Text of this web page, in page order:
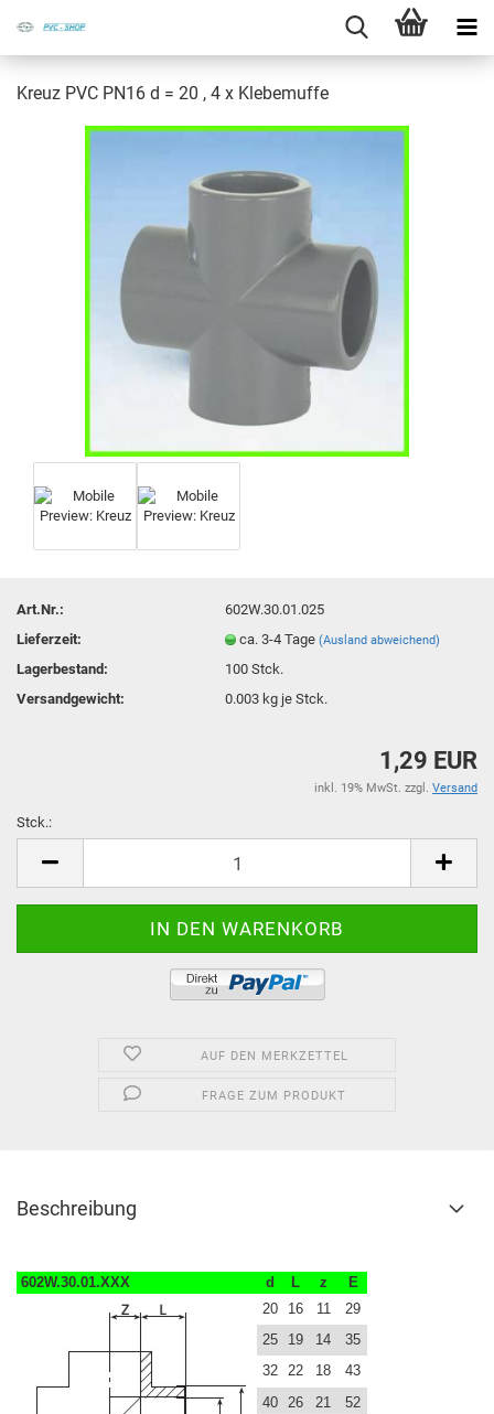
Kreuz PVC PN16 d = 20 , 4 x Kle­be­muf­fe
Art.Nr.:
602W.30.01.025
Lieferzeit:
ca. 3-4 Tage(Ausland abweichend)
Lagerbestand: 100Stck.
Versandgewicht:
0.003 kg je Stck.
1,29 EUR
inkl. 19% MwSt. zzgl. Versand
Stck.:
AUF DEN MERKZETTEL
FRAGE ZUM PRODUKT
Beschreibung
602W.30.01.XXX d L z
E
20
16 11
29
25
19 14
35
32 22 18
43
40 26 21
52